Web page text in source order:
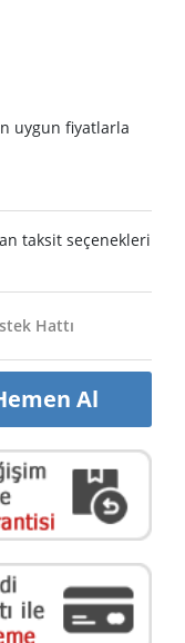
uygun fiyatlarla
taksit seçenekleri
Hattı
Al